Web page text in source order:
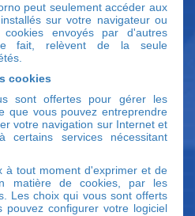
peut seulement accéder aux
sur votre navigateur ou
envoyés par d'autres
fait, relèvent de la seule
cookies
sont offertes pour gérer les
que vous pouvez entreprendre
votre navigation sur Internet et
certains services nécessitant
à tout moment d'exprimer et de
matière de cookies, par les
Les choix qui vous sont offerts
pouvez configurer votre logiciel